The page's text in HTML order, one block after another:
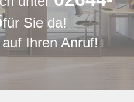
für Sie da!
Ihren Anruf!